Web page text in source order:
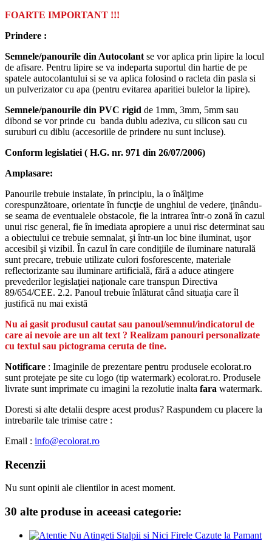
FOARTE IMPORTANT !!!
Prindere :
Semnele/panourile din Autocolant se vor aplica prin lipire la locul
de afisare. Pentru lipire se va indeparta suportul din hartie de pe
spatele autocolantului si se va aplica folosind o racleta din pasla si
un pulverizator cu apa (pentru evitarea aparitiei bulelor la lipire).
Semnele/panourile din PVC rigid de 1mm, 3mm, 5mm sau
dibond se vor prinde cu banda dublu adeziva, cu silicon sau cu
suruburi cu diblu (accesoriile de prindere nu sunt incluse).
Conform legislatiei ( H.G. nr. 971 din 26/07/2006)
Amplasare:
Panourile trebuie instalate, în principiu, la o înălţime
corespunzătoare, orientate în funcţie de unghiul de vedere, ţinându-
se seama de eventualele obstacole, fie la intrarea într-o zonă în cazul
unui risc general, fie în imediata apropiere a unui risc determinat sau
a obiectului ce trebuie semnalat, şi într-un loc bine iluminat, uşor
accesibil şi vizibil. În cazul în care condiţiile de iluminare naturală
sunt precare, trebuie utilizate culori fosforescente, materiale
reflectorizante sau iluminare artificială, fără a aduce atingere
prevederilor legislaţiei naţionale care transpun Directiva
89/654/CEE. 2.2. Panoul trebuie înlăturat când situaţia care îl
justifică nu mai există
Nu ai gasit produsul cautat sau panoul/semnul/indicatorul de
care ai nevoie are un alt text ? Realizam panouri personalizate
cu textul sau pictograma ceruta de tine.
Notificare : Imaginile de prezentare pentru produsele ecolorat.ro
sunt protejate pe site cu logo (tip watermark) ecolorat.ro. Produsele
livrate sunt imprimate cu imagini la rezolutie inalta fara watermark.
Doresti si alte detalii despre acest produs? Raspundem cu placere la
intrebarile tale trimise catre :
Email : info@ecolorat.ro
Recenzii
Nu sunt opinii ale clientilor in acest moment.
30 alte produse in aceeasi categorie: